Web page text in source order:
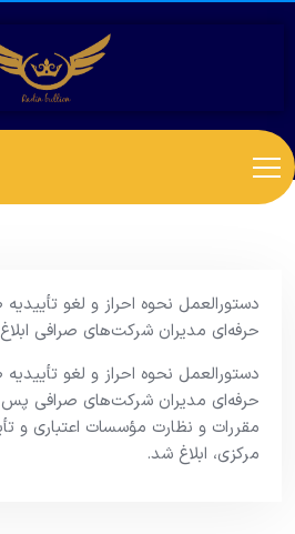
دستورالعمل نحوه احراز و لغو
حرفه‌ای مدیران شرکت‌های صرافی
دستورالعمل نحوه احراز و لغو
حرفه‌ای مدیران شرکت‌های صرافی
مقررات و نظارت مؤسسات اعتباری و
مرکزی، ابلاغ شد.